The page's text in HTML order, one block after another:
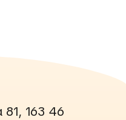
163 46